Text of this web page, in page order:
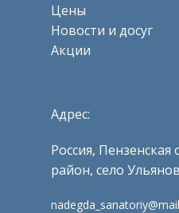
Цены
Новости и досуг
Акции
Адрес:
Россия, Пензенская
район, село